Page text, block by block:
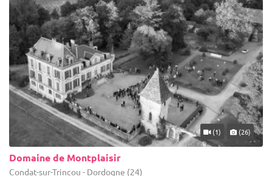
(1) (26)
Domaine de Montplaisir
Condat-sur-Trincou - Dordogne (24)